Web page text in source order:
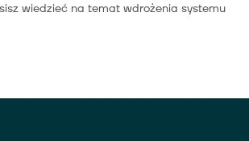
wiedzieć na temat wdrożenia systemu